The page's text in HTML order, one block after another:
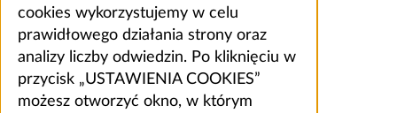
cookies wykorzystujemy w celu
prawidłowego działania strony oraz
analizy liczby odwiedzin. Po kliknięciu w
przycisk „USTAWIENIA COOKIES”
możesz otworzyć okno, w którym